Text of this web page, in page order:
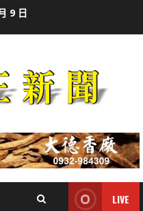
9 日
LIVE